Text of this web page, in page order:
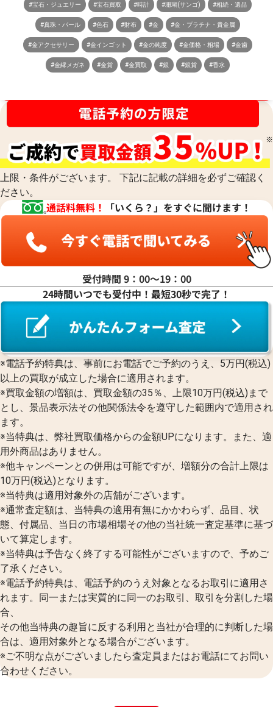
#宝石・ジュエリー #宝石買取 #時計 #珊瑚(サンゴ) #相続・遺品
#真珠・パール #色石 #財布 #金 #金・プラチナ・貴金属
#金アクセサリー #金インゴット #金の純度 #金価格・相場 #金歯
#金縁メガネ #金貨 #金買取 #銀 #銀貨 #香水
上限・条件がございます。 下記に記載の詳細を必ずご確認く
ださい。
通話料無料！ 「いくら？」をすぐに聞けます！
受付時間 9：00〜19：00
24時間いつでも受付中！最短30秒で完了！
※電話予約特典は、事前にお電話でご予約のうえ、5万円(税込)
以上の買取が成立した場合に適用されます。
※買取金額の増額は、買取金額の35％、上限10万円(税込)まで
とし、景品表示法その他関係法令を遵守した範囲内で適用され
ます。
※当特典は、弊社買取価格からの金額UPになります。また、適
用外商品はありません。
※他キャンペーンとの併用は可能ですが、増額分の合計上限は
10万円(税込)となります。
※当特典は適用対象外の店舗がございます。
※通常査定額は、当特典の適用有無にかかわらず、品目、状
態、付属品、当日の市場相場その他の当社統一査定基準に基づ
いて算定します。
※当特典は予告なく終了する可能性がございますので、予めご
了承ください。
※電話予約特典は、電話予約のうえ対象となるお取引に適用さ
れます。同一または実質的に同一のお取引、取引を分割した場
合、
その他当特典の趣旨に反する利用と当社が合理的に判断した場
合は、適用対象外となる場合がございます。
※ご不明な点がございましたら査定員またはお電話にてお問い
合わせください。